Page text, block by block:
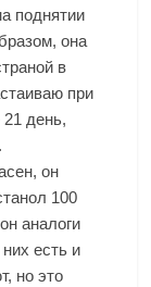
поднятии
она
в
при
21 день,
он
100
аналоги
есть и
но это